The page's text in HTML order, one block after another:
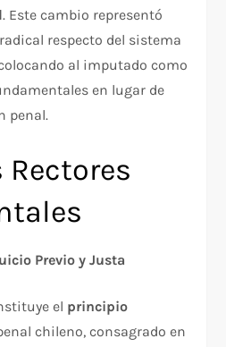
. Este cambio representó
respecto del sistema
al imputado como
en lugar de
penal.​
Previo y Justa
el principio
chileno, consagrado en